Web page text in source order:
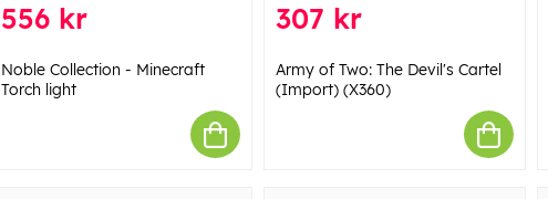
556 kr
Noble Collection - Minecraft
Torch light
307 kr
Army of Two: The Devil's Cartel
(Import) (X360)